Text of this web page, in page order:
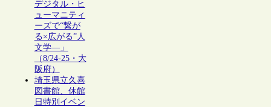
デジタル・ヒ
ューマニティ
ーズで“繋が
る×広がる”人
文学―」
（8/24-25・大
阪府）
埼玉県立久喜
図書館、休館
日特別イベン